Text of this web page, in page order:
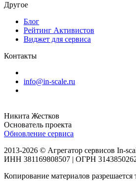
Другое
Блог
Рейтинг Активистов
Виджет для сервиса
Контакты
info@in-scale.ru
Никита Жестков
Основатель проекта
Обновление сервиса
2013-2026 © Агрегатор сервисов In-
ИНН 381169808507 | ОГРН
Копирование материалов разрешается